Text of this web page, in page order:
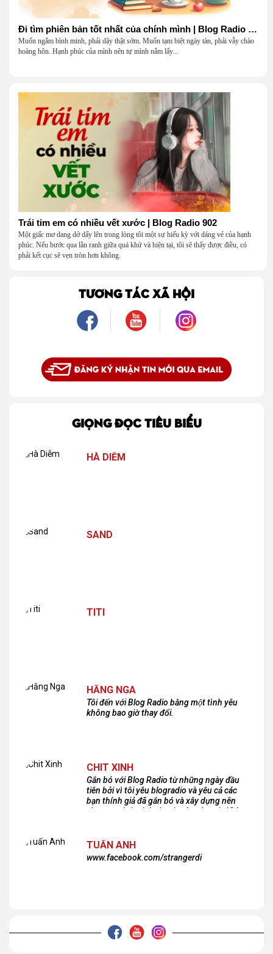
Đi tìm phiên bản tốt nhất của chính mình | Blog Radio 903
Muốn ngắm bình minh, phải dậy thật sớm. Muốn tạm biệt ngày tàn, phải vẫy chào
hoàng hôn. Hạnh phúc của mình nên tự mình nắm lấy...
Trái tim em có nhiều vết xước | Blog Radio 902
Một giấc mơ dang dở dấy lên trong lòng tôi một sự hiếu kỳ với dáng vẻ của hạnh
phúc. Nếu bước qua lằn ranh giữa quá khứ và hiện tại, tôi sẽ thấy được điều, có
phải kết cục sẽ vẹn tròn hơn không.
TƯƠNG TÁC XÃ HỘI
GIỌNG ĐỌC TIÊU BIỂU
HÀ DIỄM
SAND
TITI
HẰNG NGA
Tôi đến với Blog Radio bằng một tình yêu
không bao giờ thay đổi.
CHIT XINH
Gắn bó với Blog Radio từ những ngày đầu
tiên bởi vì tôi yêu blogradio và yêu cả các
bạn thính giả đã gắn bó và xây dựng nên
chương trình phát thanh xúc cảm này!Cám
TUẤN ANH
www.facebook.com/strangerdi